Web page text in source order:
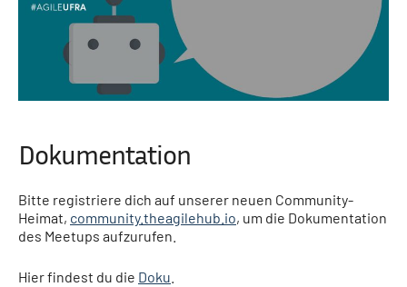
Dokumentation
Bitte registriere dich auf unserer neuen Community-
Heimat, community.theagilehub.io, um die Dokumentation
des Meetups aufzurufen.
Hier findest du die Doku